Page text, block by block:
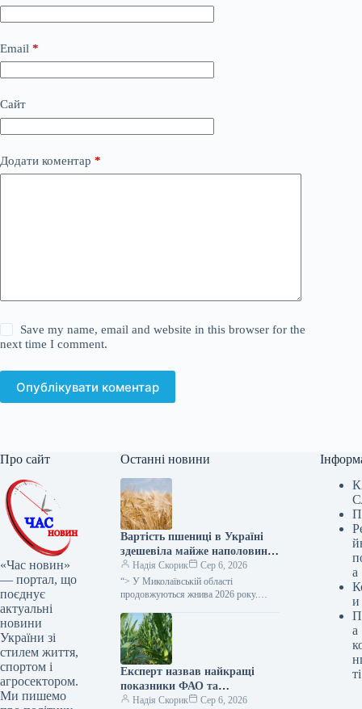
Email *
Сайт
Додати коментар *
Save my name, email and website in this browser for the
next time I comment.
Опублікувати коментар
Про сайт
«Час новин»
— портал, що
поєднує
актуальні
новини
України зі
стилем життя,
спортом і
агросектором.
Ми пишемо
Останні новини
Вартість пшениці в Україні
здешевіла майже наполовину
під час збору врожаю 2026
року, повідомляє
SuperAgronom.com.
Надія Скорик
Сер 6, 2026
“> У Миколаївській області
продовжуються жнива 2026 року.
тис. га зернових та зернобобових…
Експерт назвав найкращі
показники ФАО та
рекомендовану густоту посіву
Надія Скорик Сер 6, 2026
а
и
а
ті